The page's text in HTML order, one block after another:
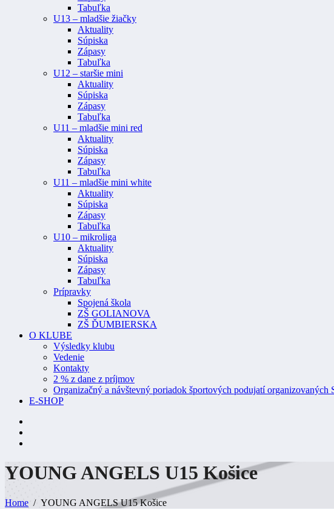
Tabuľka
U13 – mladšie žiačky
Aktuality
Súpiska
Zápasy
Tabuľka
U12 – staršie mini
Aktuality
Súpiska
Zápasy
Tabuľka
U11 – mladšie mini red
Aktuality
Súpiska
Zápasy
Tabuľka
U11 – mladšie mini white
Aktuality
Súpiska
Zápasy
Tabuľka
U10 – mikroliga
Aktuality
Súpiska
Zápasy
Tabuľka
Prípravky
Spojená škola
ZŠ GOLIANOVA
ZŠ ĎUMBIERSKA
O KLUBE
Výsledky klubu
Vedenie
Kontakty
2 % z dane z príjmov
Organizačný a návštevný poriadok športových podujatí organizovaných
E-SHOP
YOUNG ANGELS U15 Košice
Home YOUNG ANGELS U15 Košice